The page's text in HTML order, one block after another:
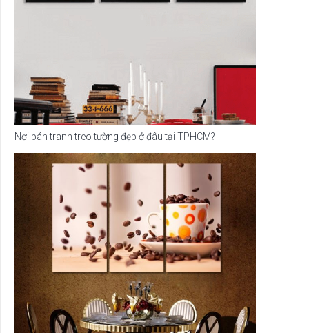
Nơi bán tranh treo tường đẹp ở đâu tại TPHCM?